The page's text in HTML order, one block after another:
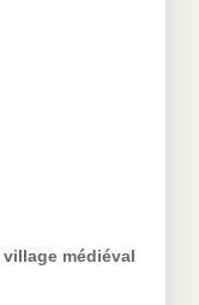
médiéval